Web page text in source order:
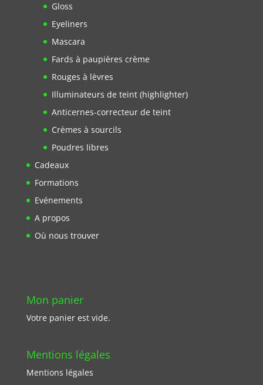
Gloss
Eyeliners
Mascara
Fards à paupières crème
Rouges à lèvres
Illuminateurs de teint (highlighter)
Anticernes-correcteur de teint
Crèmes à sourcils
Poudres libres
Cadeaux
Formations
Evénements
A propos
Où nous trouver
Mon panier
Votre panier est vide.
Mentions légales
Mentions légales